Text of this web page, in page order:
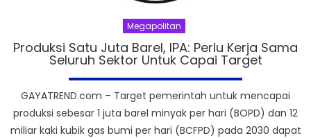
Megapolitan
Produksi Satu Juta Barel, IPA: Perlu Kerja Sama
Seluruh Sektor Untuk Capai Target
GAYATREND.com – Target pemerintah untuk mencapai
produksi sebesar 1 juta barel minyak per hari (BOPD) dan 12
miliar kaki kubik gas bumi per hari (BCFPD) pada 2030 dapat